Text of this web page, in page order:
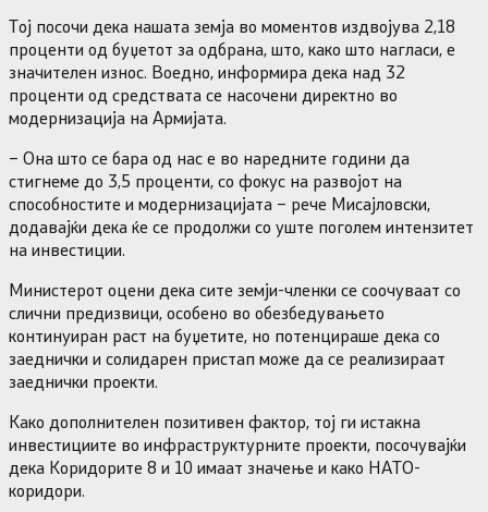
Тој посочи дека нашата земја во моментов издвојува 2,18
проценти од буџетот за одбрана, што, како што нагласи, е
значителен износ. Воедно, информира дека над 32
проценти од средствата се насочени директно во
модернизација на Армијата.
– Она што се бара од нас е во наредните години да
стигнеме до 3,5 проценти, со фокус на развојот на
способностите и модернизацијата – рече Мисајловски,
додавајќи дека ќе се продолжи со уште поголем интензитет
на инвестиции.
Министерот оцени дека сите земји-членки се соочуваат со
слични предизвици, особено во обезбедувањето
континуиран раст на буџетите, но потенцираше дека со
заеднички и солидарен пристап може да се реализираат
заеднички проекти.
Како дополнителен позитивен фактор, тој ги истакна
инвестициите во инфраструктурните проекти, посочувајќи
дека Коридорите 8 и 10 имаат значење и како НАТО-
коридори.